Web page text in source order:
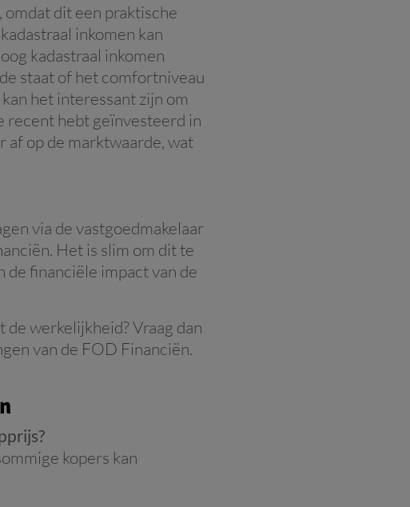
dit een praktische
inkomen kan
kadastraal inkomen
staat of het comfortniveau
het interessant zijn om
recent hebt geïnvesteerd in
af op de marktwaarde, wat
via de vastgoedmakelaar
Het is slim om dit te
de financiële impact van de
werkelijkheid? Vraag dan
van de FOD Financiën.
kopers kan